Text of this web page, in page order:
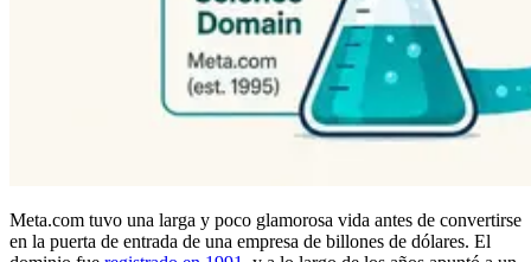
Meta.com tuvo una larga y poco glamorosa vida antes de convertirse
en la puerta de entrada de una empresa de billones de dólares. El